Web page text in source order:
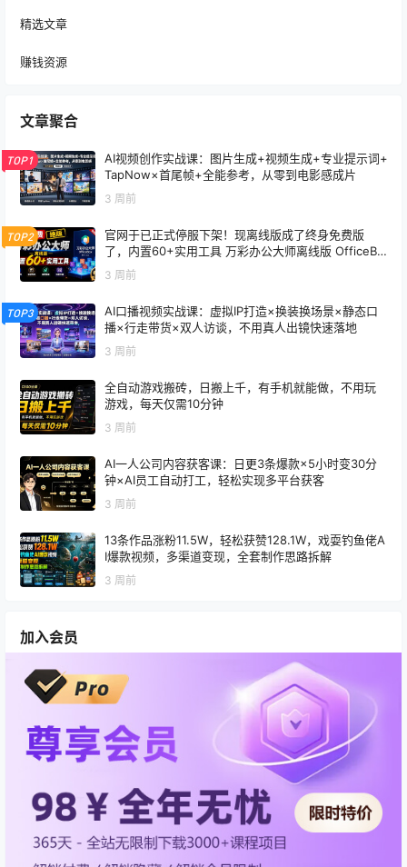
精选文章
赚钱资源
文章聚合
TOP1
AI视频创作实战课：图片生成+视频生成+专业提示词+
TapNow×首尾帧+全能参考，从零到电影感成片
3 周前
TOP2
官网于已正式停服下架！现离线版成了终身免费版
了，内置60+实用工具 万彩办公大师离线版 OfficeBo
3 周前
TOP3
AI口播视频实战课：虚拟IP打造×换装换场景×静态口
播×行走带货×双人访谈，不用真人出镜快速落地
3 周前
全自动游戏搬砖，日搬上千，有手机就能做，不用玩
游戏，每天仅需10分钟
3 周前
AI一人公司内容获客课：日更3条爆款×5小时变30分
钟×AI员工自动打工，轻松实现多平台获客
3 周前
13条作品涨粉11.5W，轻松获赞128.1W，戏耍钓鱼佬A
I爆款视频，多渠道变现，全套制作思路拆解
3 周前
加入会员